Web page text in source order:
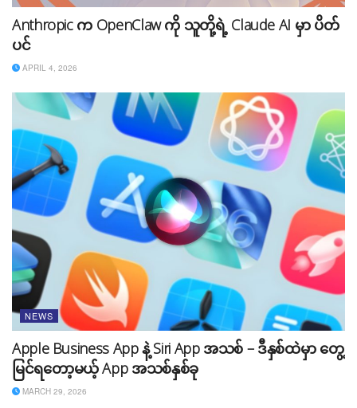
Anthropic က OpenClaw ကို သူတို့ရဲ့ Claude AI မှာ ပိတ်
ပင်
APRIL 4, 2026
NEWS
Apple Business App နဲ့ Siri App အသစ် – ဒီနှစ်ထဲမှာ တွေ့
မြင်ရတော့မယ့် App အသစ်နှစ်ခု
MARCH 29, 2026